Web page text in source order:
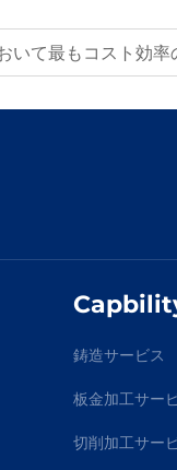
コスト効率の高い解決
鋳造サービス
板金加工サー
切削加工サー